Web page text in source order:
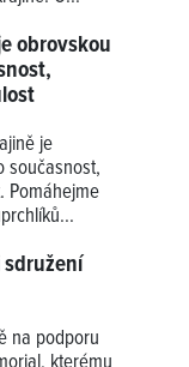
obrovskou
je
současnost,
Pomáhejme
sdružení
na podporu